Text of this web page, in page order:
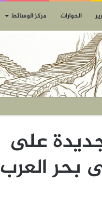
الحوارات مركز الوسائط
على
بحر العرب